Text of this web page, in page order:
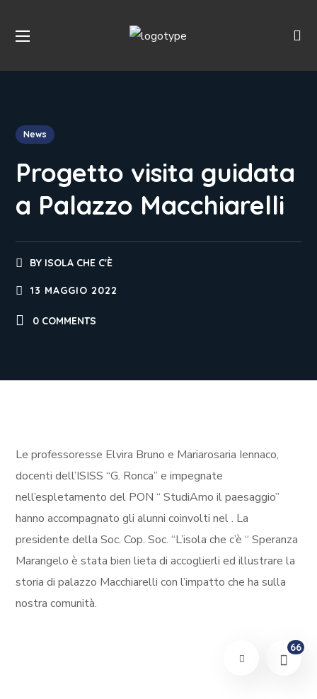
News
Progetto visita guidata
a Palazzo Macchiarelli
BY ISOLA CHE C'È
13 MAGGIO 2022
0 COMMENTS
Le professoresse Elvira Bruno e Mariarosaria Iennaco,
docenti dell’ISISS “G. Ronca” e impegnate
nell’espletamento del PON “ StudiAmo il paesaggio”
hanno accompagnato gli alunni coinvolti nel. La
presidente della Soc. Cop. Soc. “L’isola che c’è “ Speranza
Marangelo è stata bien lieta di accoglierli ed illustrare la
storia di palazzo Macchiarelli con l’impatto che ha sulla
nostra comunità.
66